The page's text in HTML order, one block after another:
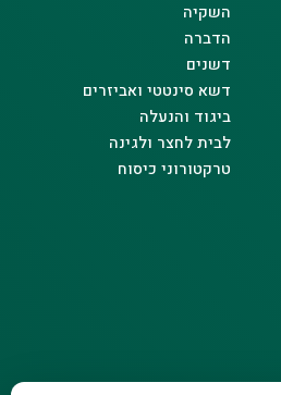
השקיה
הדברה
דשנים
דשא סינטטי ואביזרים
ביגוד והנעלה
לבית לחצר ולגינה
טרקטורוני כיסוח